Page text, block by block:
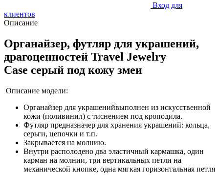
Вход для
клиентов
Описание
Органайзер, футляр для украшений,
драгоценностей Travel Jewelry
Case серый под кожу змеи
Описание модели:
Органайзер для украшенийвыполнен из искусственной
кожи (поливинил) с тиснением под кроподила.
Футляр предназначер для хранения украшений: кольца,
серьги, цепочки и т.п.
Закрывается на молнию.
Внутри располодено два эластичный кармашка, один
карман на молнии, три вертикальных петли на
механической кнопке, одна мягкая горизонтальная петля